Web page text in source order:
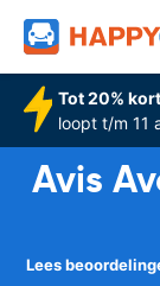
Tot 20%
loopt t/m 11
Avis
Lees